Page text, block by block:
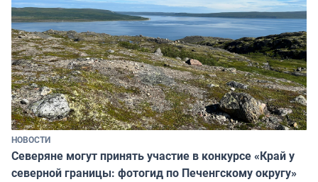
НОВОСТИ
Северяне могут принять участие в конкурсе «Край у
северной границы: фотогид по Печенгскому округу»